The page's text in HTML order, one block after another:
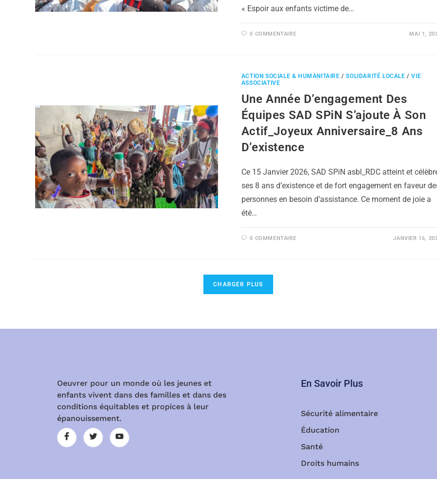
« Espoir aux enfants victime de…
0 COMMENTAIRE MAI 1,
ACTION SOCIALE & HUMANITAIRE /SOLIDARITÉ LOCALE /VIE
ASSOCIATIVE
Une Année D’engagement Des
Équipes SAD SPiN S’ajoute À Son
Actif_Joyeux Anniversaire_8 Ans
D’existence
Ce 15 Janvier 2026, SAD SPiN asbl_RDC atteint et
ses 8 ans d’existence et de fort engagement en faveur
personnes en besoin d’assistance. Ce moment de joie a
été…
0 COMMENTAIRE JANVIER 16,
CHARGER PLUS
Oeuvrer pour un monde où les jeunes et
enfants vivent dans des familles et dans des
conditions équitables et propices à leur
épanouissement.
En Savoir Plus
Sécurité alimentaire
Éducation
Santé
Droits humains